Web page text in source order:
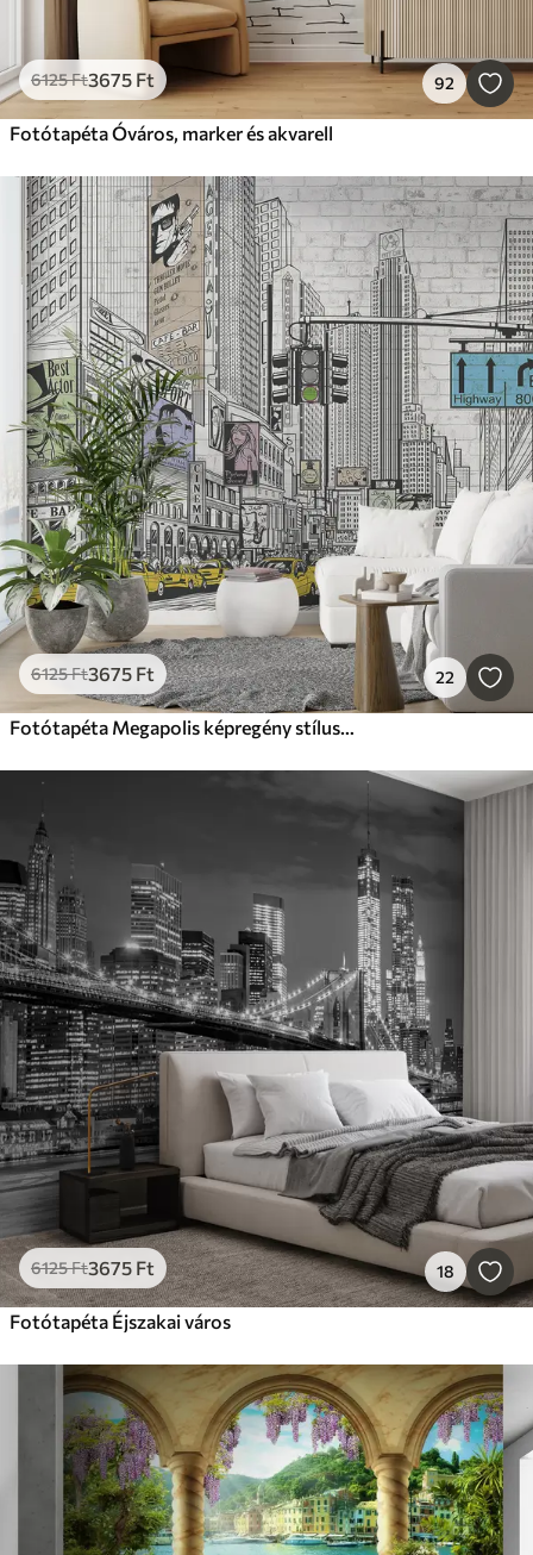
6125Ft3675 Ft 92
Fotótapéta Óváros, marker és akvarell
6125Ft3675 Ft 22
Fotótapéta Megapolis képregény stílusban
6125Ft3675 Ft 18
Fotótapéta Éjszakai város